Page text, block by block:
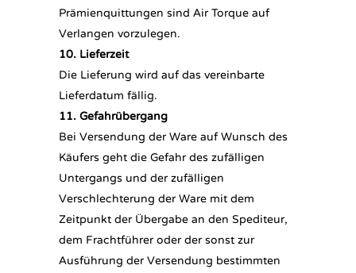
Prämienquittungen sind Air Torque auf
Verlangen vorzulegen.
10. Lieferzeit
Die Lieferung wird auf das vereinbarte
Lieferdatum fällig.
11. Gefahrübergang
Bei Versendung der Ware auf Wunsch des
Käufers geht die Gefahr des zufälligen
Untergangs und der zufälligen
Verschlechterung der Ware mit dem
Zeitpunkt der Übergabe an den Spediteur,
dem Frachtführer oder der sonst zur
Ausführung der Versendung bestimmten